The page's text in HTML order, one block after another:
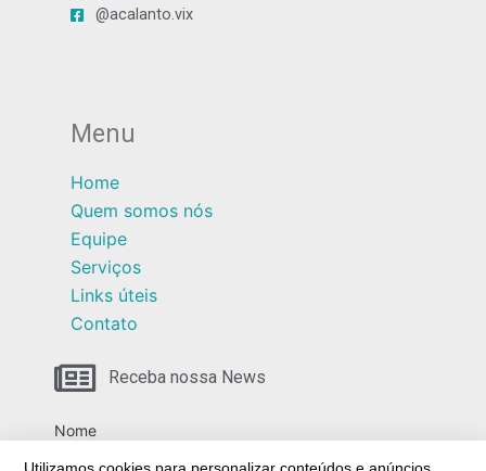
@acalanto.vix
Menu
Home
Quem somos nós
Equipe
Serviços
Links úteis
Contato
Receba nossa News
Nome